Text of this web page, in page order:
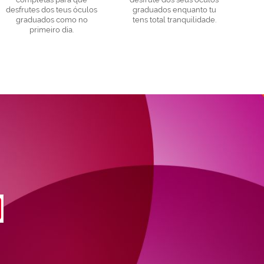
desfrutes dos teus óculos
graduados como no
primeiro dia.
graduados enquanto tu
tens total tranquilidade.